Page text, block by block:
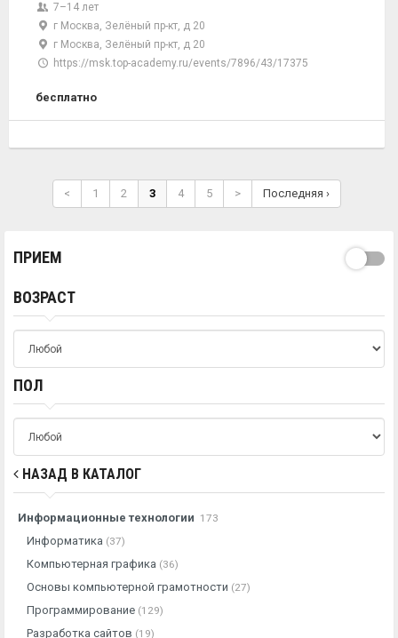
7–14 лет
г Москва, Зелёный пр-кт, д 20
г Москва, Зелёный пр-кт, д 20
https://msk.top-academy.ru/events/7896/43/17375
бесплатно
< 1 2 3 4 5 > Последняя ›
ПРИЕМ
ВОЗРАСТ
ПОЛ
НАЗАД В КАТАЛОГ
Информационные технологии 173
Информатика (37)
Компьютерная графика (36)
Основы компьютерной грамотности (27)
Программирование (129)
Разработка сайтов (19)